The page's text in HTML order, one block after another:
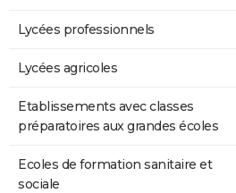
Lycées professionnels
Lycées agricoles
Etablissements avec classes
préparatoires aux grandes écoles
Ecoles de formation sanitaire et
sociale